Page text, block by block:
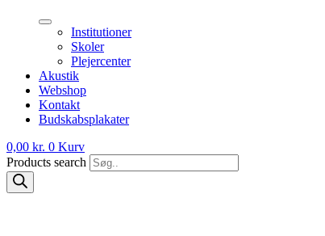
Institutioner
Skoler
Plejercenter
Akustik
Webshop
Kontakt
Budskabsplakater
0,00 kr. 0 Kurv
Products search